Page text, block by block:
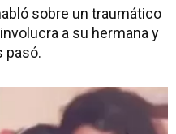
sobre un traumático
a su hermana y
pasó.